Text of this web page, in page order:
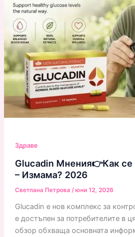
Здраве
Glucadin Мнения👉Как се
– Измама? 2026
Светлана Петрова /юни 12, 2026
Glucadin е нов комплекс за
е достъпен за потребителите в
обзор обхваща основната